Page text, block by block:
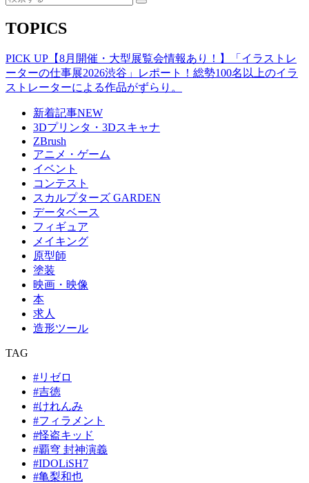
TOPICS
PICK UP 【8月開催・大型展覧会情報あり！】「イラストレ
ーターの仕事展2026渋谷」レポート！総勢100名以上のイラ
ストレーターによる作品がずらり。
新着記事NEW
3Dプリンタ・3Dスキャナ
ZBrush
アニメ・ゲーム
イベント
コンテスト
スカルプターズ GARDEN
データベース
フィギュア
メイキング
原型師
塗装
映画・映像
本
求人
造形ツール
TAG
#リゼロ
#吉徳
#けれんみ
#フィラメント
#怪盗キッド
#覇穹 封神演義
#IDOLiSH7
#亀梨和也